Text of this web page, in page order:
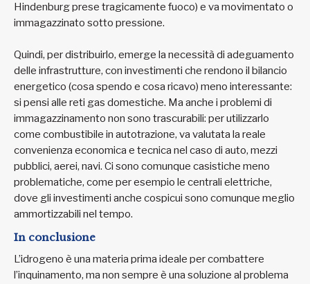
Hindenburg prese tragicamente fuoco) e va movimentato o
immagazzinato sotto pressione.
Quindi, per distribuirlo, emerge la necessità di adeguamento
delle infrastrutture, con investimenti che rendono il bilancio
energetico (cosa spendo e cosa ricavo) meno interessante:
si pensi alle reti gas domestiche. Ma anche i problemi di
immagazzinamento non sono trascurabili: per utilizzarlo
come combustibile in autotrazione, va valutata la reale
convenienza economica e tecnica nel caso di auto, mezzi
pubblici, aerei, navi. Ci sono comunque casistiche meno
problematiche, come per esempio le centrali elettriche,
dove gli investimenti anche cospicui sono comunque meglio
ammortizzabili nel tempo.
In conclusione
L’idrogeno è una materia prima ideale per combattere
l’inquinamento, ma non sempre è una soluzione al problema